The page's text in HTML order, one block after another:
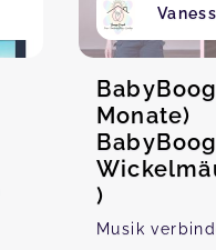
Monate)
)
Musik